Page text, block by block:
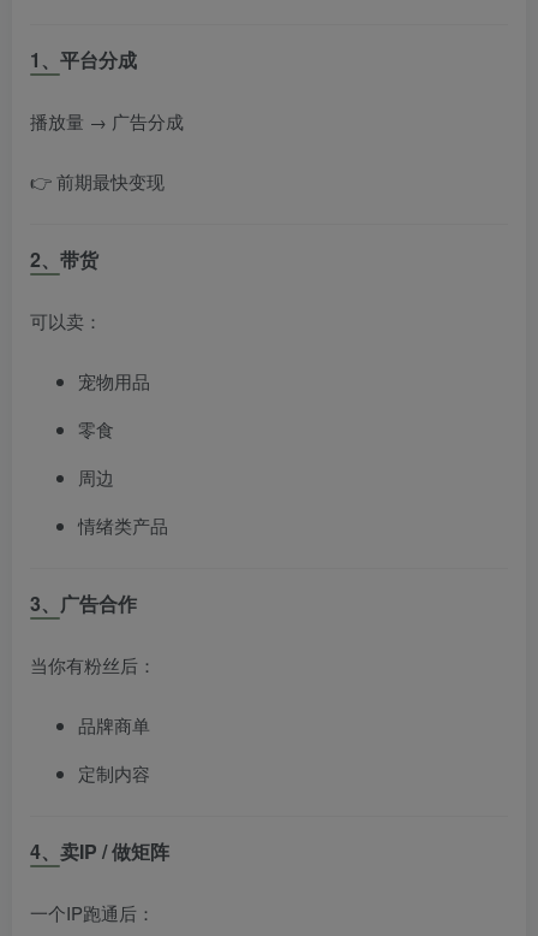
1、平台分成
播放量 → 广告分成
👉 前期最快变现
2、带货
可以卖：
宠物用品
零食
周边
情绪类产品
3、广告合作
当你有粉丝后：
品牌商单
定制内容
4、卖IP / 做矩阵
一个IP跑通后：